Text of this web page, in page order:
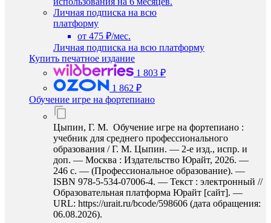
Личная подписка на всю
платформу
от 475 ₽/мес.
Личная подписка на всю платформу
Купить печатное издание
1 803 ₽
1 862 ₽
Обучение игре на фортепиано
Цыпин, Г. М. Обучение игре на фортепиано :
учебник для среднего профессионального
образования / Г. М. Цыпин. — 2-е изд., испр. и
доп. — Москва : Издательство Юрайт, 2026. —
246 с. — (Профессиональное образование). —
ISBN 978-5-534-07006-4. — Текст : электронный //
Образовательная платформа Юрайт [сайт]. —
URL: https://urait.ru/bcode/598606 (дата обращения:
06.08.2026).